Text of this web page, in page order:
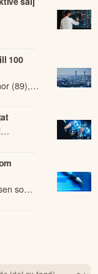
AI och kan
personlig
kvartalsrapport
är ingen
100
(89),
som